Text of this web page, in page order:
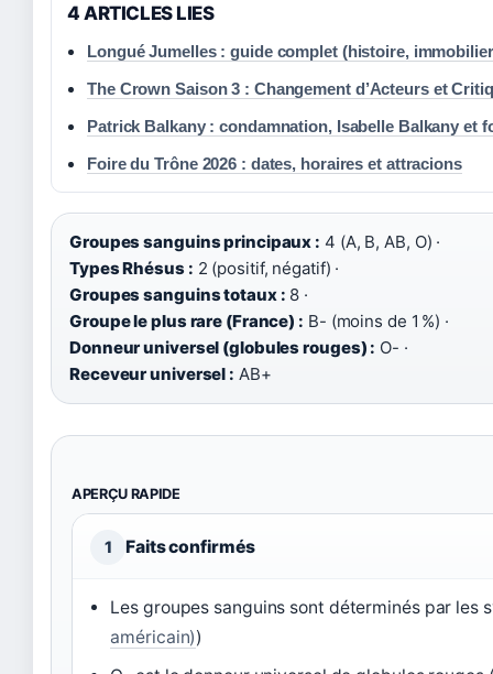
4 ARTICLES LIES
Longué Jumelles : guide complet (histoire,
The Crown Saison 3 : Changement d’Acteurs et
Patrick Balkany : condamnation, Isabelle Balkany et
Foire du Trône 2026 : dates, horaires et attracions
Groupes sanguins principaux : 4 (A, B, AB, O) ·
Types Rhésus : 2 (positif, négatif) ·
Groupes sanguins totaux : 8 ·
Groupe le plus rare (France) : B- (moins de 1 %) ·
Donneur universel (globules rouges) : O- ·
Receveur universel : AB+
APERÇU RAPIDE
1 Faits confirmés
Les groupes sanguins sont déterminés par les
américain))